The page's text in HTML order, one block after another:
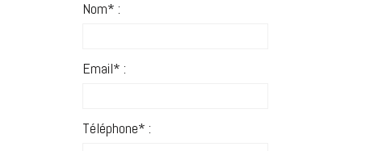
Nom* :
Email* :
Téléphone* :